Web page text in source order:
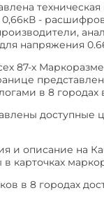
0,66кВ -
напряжения
87-х
представлен
в 8 городах
доступные
и описание на
в карточках
в 8 городах